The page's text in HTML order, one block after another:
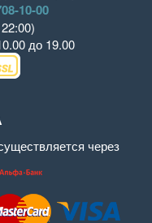
10-00
до 19.00
через